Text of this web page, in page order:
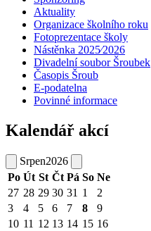
Aktuality
Organizace školního roku
Fotoprezentace školy
Nástěnka 2025⁄2026
Divadelní soubor Šroubek
Časopis Šroub
E-podatelna
Povinné informace
Kalendář akcí
Srpen2026
Po Út St Čt Pá So Ne
27 28 29 30 31 1
2
3
4 5 6 7 8
9
10 11 12 13 14 15 16